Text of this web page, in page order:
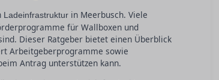
Ladeinfrastruktur in Meerbusch. Viele
für Wallboxen und
Dieser Ratgeber bietet einen Überblick
Arbeitgeberprogramme sowie
Antrag unterstützen kann.